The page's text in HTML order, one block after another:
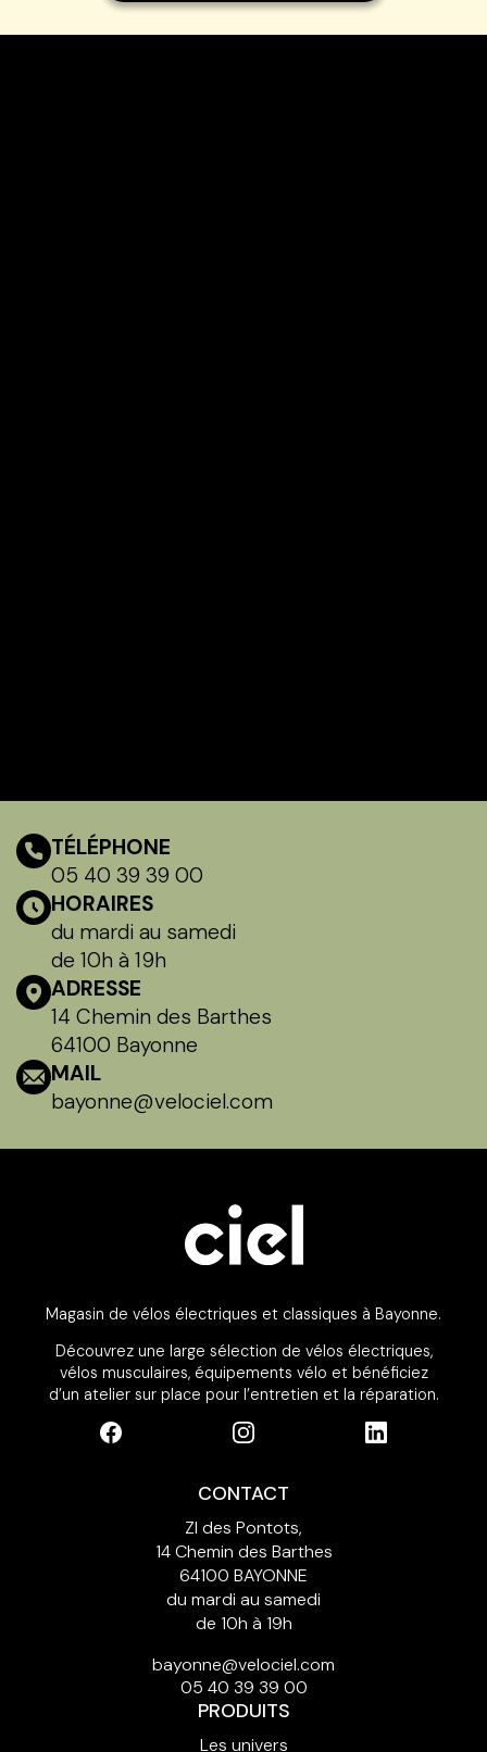
TÉLÉPHONE
05 40 39 39 00
HORAIRES
du mardi au samedi
de 10h à 19h
ADRESSE
14 Chemin des Barthes
64100 Bayonne
MAIL
bayonne@velociel.com
Magasin de vélos électriques et classiques à Bayonne.
Découvrez une large sélection de vélos électriques,
vélos musculaires, équipements vélo et bénéficiez
d’un atelier sur place pour l’entretien et la réparation.
CONTACT
ZI des Pontots,
14 Chemin des Barthes
64100 BAYONNE
du mardi au samedi
de 10h à 19h
bayonne@velociel.com
05 40 39 39 00
PRODUITS
Les univers